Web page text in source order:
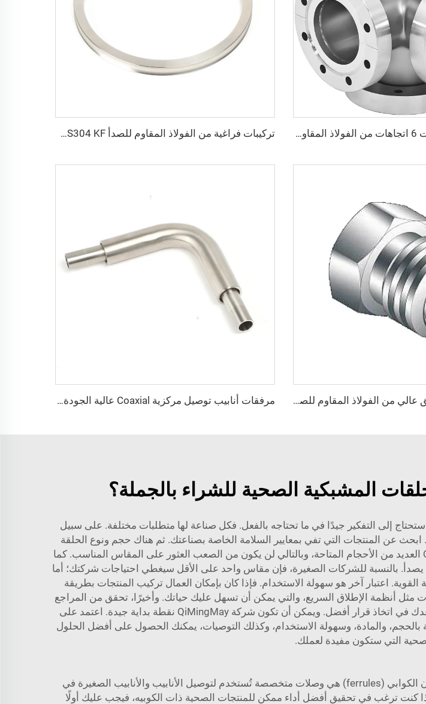
وصلات عبورية CF ذات 6 اتجاهات من الفولاذ المقاوم للصدأ SS304 وSS316L، فتحات عبورية بقطر 3/4"-4"، وصلة عبورية عالية الجودة قابلة للدوران/ثابتة من CF16 إلى CF100 للفراغ العالي تركيبات فراغية من الفولاذ المقاوم للصدأ SS304 KF، حلقة توسيط محبوسة NW25/NW40، حلقة توسيط محبوسة من الفولاذ المقاوم للصدأ KF16/KF25/KF40
وصلة تركيب ذكر تدفق عالي من الفولاذ المقاوم للصدأ عالي النقاء SS316L (QCR) بتصميم BA/EP، وصلة تركيب ذات وجه معدني محكم الإغلاق، تدفق عالي الجودة مرفقات أنابيب توصيل مركزية Coaxial عالية الجودة من الفولاذ المقاوم للصدأ SS316L، مرفقات أنابيب توصيل مركزية Coaxial فائقة النقاء (UHP)، أنابيب من الفولاذ المقاوم للصدأ بنهايات BA/EP فائقة النقاء
المشبكية الصحية للشراء بالجملة؟
إلى التفكير جيدًا في ما تحتاجه بالفعل. فكل صناعة لها متطلبات مختلفة. على سبيل
ابحث عن المنتجات التي تفي بمعايير السلامة الخاصة بصناعتك. ثم هناك حجم ونوع الحلقة
المشبكية. يجب أن تكون متأكدًا من توافقها مع معداتك الحالية. لدى شركة QiMing العديد من الأحجام المتاحة، وبالتالي لن يكون من الصعب العثور على المقاس المناسب. كما
يصدأ. بالنسبة للشركات الصغيرة، فإن مقاس واحد على الأقل سيغطي احتياجات شركتك؛ أما
اعتبار آخر هو سهولة الاستخدام. فإذا كان بإمكان العمال تركيب المنتجات بطريقة
مثل أنظمة الإطلاق السريع، والتي يمكن أن تسهل عليك حياتك. وأخيرًا، تحقق من المراجع
واطلب توصيات من شركات أخرى. إن الاستماع إلى آراء الآخرين يمكن أن يساعدك في اتخاذ قرار أفضل. ويمكن أن تكون شركة QiMingMay نقطة بداية جيدة. اعتمد على
بالحجم، والمادة، وسهولة الاستخدام، وكذلك التوصيات، يمكنك الحصول على أفضل الحلول
التي ستكون مفيدة لعملك.
يمكن أن تكون المنتجات الصحية ذات الكوبيه (Clamp ferrule) مريحة وفعالة. إن الكوابي (ferrules) هي وصلات متخصصة تُستخدم لتوصيل الأنابيب والأنابيب الصغيرة في
كنت ترغب في تحقيق أفضل أداء ممكن للمنتجات الصحية ذات الكوبيه، فيجب عليك أولًا